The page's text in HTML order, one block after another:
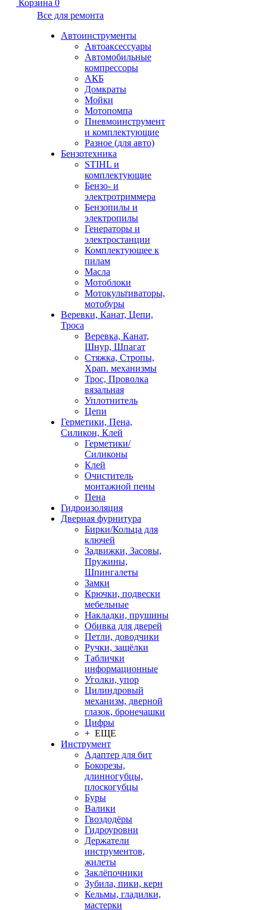
Корзина 0
Все для ремонта
Автоинструменты
Автоаксессуары
Автомобильные
компрессоры
АКБ
Домкраты
Мойки
Мотопомпа
Пневмоинструмент
и комплектующие
Разное (для авто)
Бензотехника
STIHL и
комплектующие
Бензо- и
электротриммера
Бензопилы и
электропилы
Генераторы и
электростанции
Комплектующее к
пилам
Масла
Мотоблоки
Мотокультиваторы,
мотобуры
Веревки, Канат, Цепи,
Троса
Веревка, Канат,
Шнур, Шпагат
Стяжка, Стропы,
Храп. механизмы
Трос, Проволка
вязальная
Уплотнитель
Цепи
Герметики, Пена,
Силикон, Клей
Герметики/
Силиконы
Клей
Очиститель
монтажной пены
Пена
Гидроизоляция
Дверная фурнитура
Бирки/Кольца для
ключей
Задвижки, Засовы,
Пружины,
Шпингалеты
Замки
Крючки, подвески
мебельные
Накладки, прушины
Обивка для дверей
Петли, доводчики
Ручки, защёлки
Таблички
информационные
Уголки, упор
Цилиндровый
механизм, дверной
глазок, бронечашки
Цифры
+ ЕЩЕ
Инструмент
Адаптер для бит
Бокорезы,
длинногубцы,
плоскогубцы
Буры
Валики
Гвоздодёры
Гидроуровни
Держатели
инструментов,
жилеты
Заклёпочники
Зубила, пики, керн
Кельмы, гладилки,
мастерки